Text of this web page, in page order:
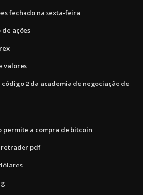
fechado na sexta-feira
de ações
valores
2 da academia de negociação de
permite a compra de bitcoin
pdf